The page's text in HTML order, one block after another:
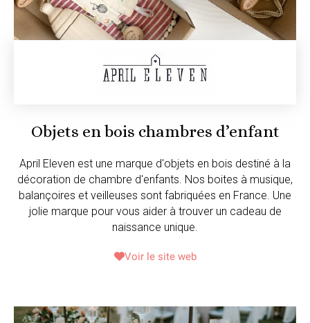
Objets en bois chambres d’enfant
April Eleven est une marque d'objets en bois destiné à la
décoration de chambre d'enfants. Nos boites à musique,
balançoires et veilleuses sont fabriquées en France. Une
jolie marque pour vous aider à trouver un cadeau de
naissance unique.
Voir le site web